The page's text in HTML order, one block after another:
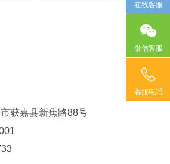
获嘉县新焦路88号
在线客服
微信客服
客服电话